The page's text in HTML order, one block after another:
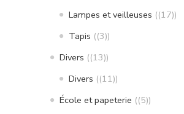
Lampes et veilleuses (17)
Tapis (3)
Divers (13)
Divers (11)
École et papeterie (5)